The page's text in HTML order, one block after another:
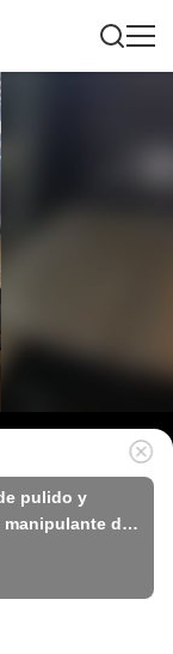
pulido y
de 6